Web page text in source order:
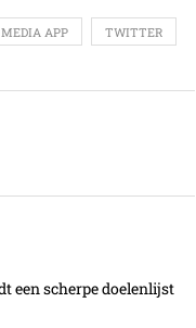
APP TWITTER
een scherpe doelenlijst